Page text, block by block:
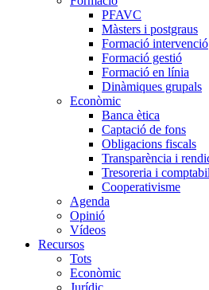
PFAVC
Màsters i postgraus
Formació intervenció
Formació gestió
Formació en línia
Dinàmiques grupals
Econòmic
Banca ètica
Captació de fons
Obligacions fiscals
Transparència i
Tresoreria i
Cooperativisme
Agenda
Opinió
Vídeos
Recursos
Tots
Econòmic